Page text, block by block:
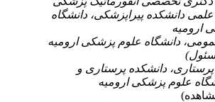
دانشکده پیراپزشکی، دانشگاه
دانشگاه علوم پزشکی ارومیه
دانشکده پرستاری و
علوم پزشکی ارومیه